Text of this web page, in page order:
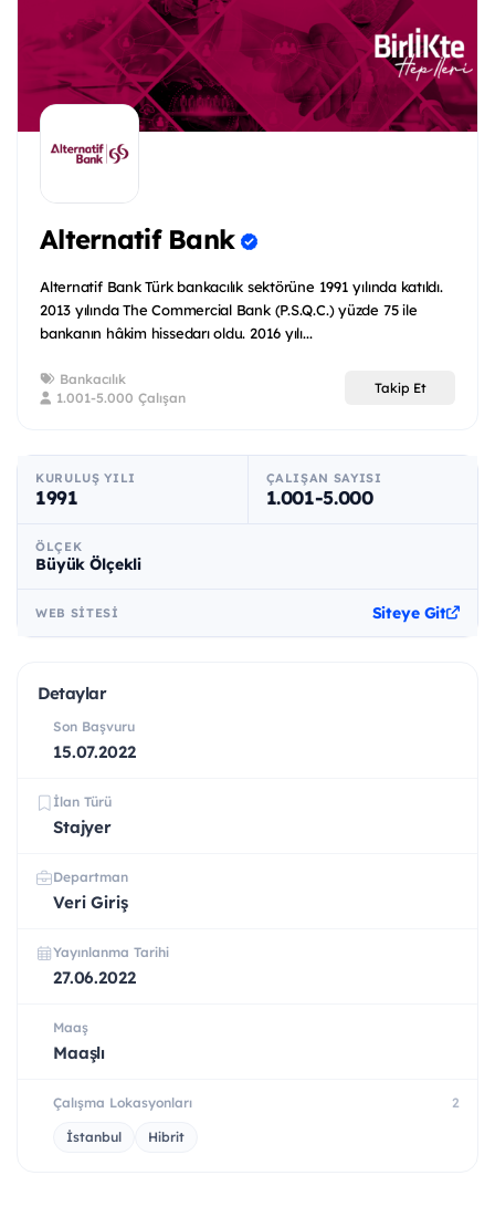
Alternatif Bank
Alternatif Bank Türk bankacılık sektörüne 1991 yılında katıldı.
2013 yılında The Commercial Bank (P.S.Q.C.) yüzde 75 ile
bankanın hâkim hissedarı oldu. 2016 yılı...
Bankacılık
1.001-5.000 Çalışan
Takip Et
KURULUŞ YILI
1991
ÇALIŞAN SAYISI
1.001-5.000
ÖLÇEK
Büyük Ölçekli
WEB SITESI Siteye Git
Detaylar
Son Başvuru
15.07.2022
İlan Türü
Stajyer
Departman
Veri Giriş
Yayınlanma Tarihi
27.06.2022
Maaş
Maaşlı
Çalışma Lokasyonları 2
İstanbul Hibrit